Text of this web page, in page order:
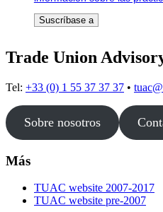
Trade Union
Tel: +33 (0) 1 55 37 37 37 •
Sobre nosotros
Más
TUAC website 2007-2017
TUAC website pre-2007